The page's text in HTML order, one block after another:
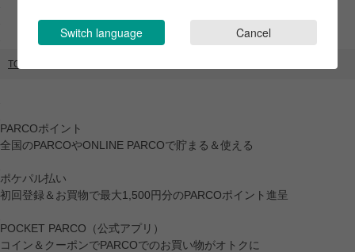
TOP
PARCOポイント
全国のPARCOやONLINE PARCOで貯まる＆使える
ポケパル払い
初回登録＆お買物で最大1,500円分のPARCOポイント進呈
POCKET PARCO（公式アプリ）
コイン＆クーポンでPARCOでのお買い物がオトクに
Switch language Cancel